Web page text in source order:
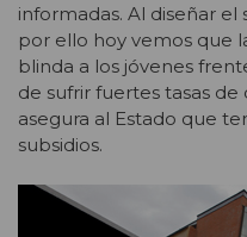
informadas. Al diseñar el
por ello hoy vemos que
blinda a los jóvenes
de sufrir fuertes tasas
asegura al Estado que
subsidios.